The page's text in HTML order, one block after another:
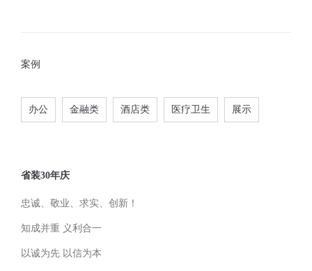
案例
办公 金融类 酒店类 医疗卫生 展示
省装30年庆
忠诚、敬业、求实、创新！
知成并重 义利合一
以诚为先 以信为本